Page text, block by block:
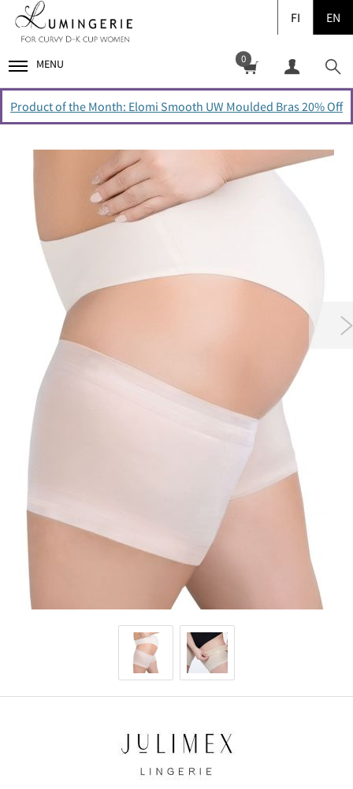
FI EN
MENU 0
Product of the Month: Elomi Smooth UW Moulded Bras 20% Off